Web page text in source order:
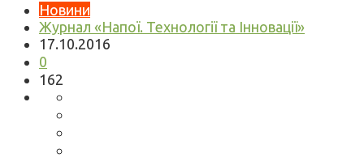
Новини
Журнал «Напої. Технології та Інновації»
17.10.2016
0
162